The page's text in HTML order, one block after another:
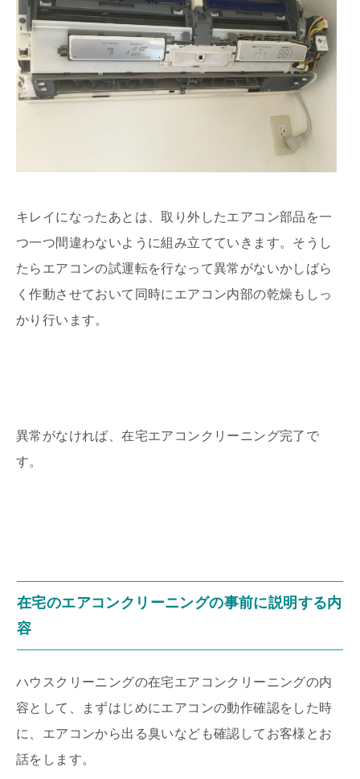
キレイになったあとは、取り外したエアコン部品を一
つ一つ間違わないように組み立てていきます。そうし
たらエアコンの試運転を行なって異常がないかしばら
く作動させておいて同時にエアコン内部の乾燥もしっ
かり行います。
異常がなければ、在宅エアコンクリーニング完了で
す。
在宅のエアコンクリーニングの事前に説明する内
容
ハウスクリーニングの在宅エアコンクリーニングの内
容として、まずはじめにエアコンの動作確認をした時
に、エアコンから出る臭いなども確認してお客様とお
話をします。